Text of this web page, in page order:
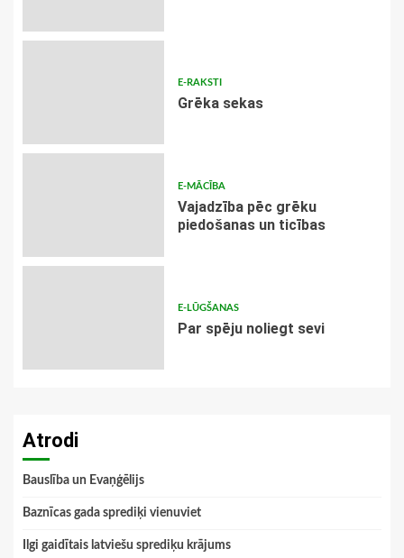
E-RAKSTI
Grēka sekas
E-MĀCĪBA
Vajadzība pēc grēku
piedošanas un ticības
E-LŪGŠANAS
Par spēju noliegt sevi
Atrodi
Bauslība un Evaņģēlijs
Baznīcas gada sprediķi vienuviet
Ilgi gaidītais latviešu sprediķu krājums